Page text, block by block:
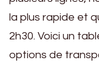
la plus rapide et
2h30. Voici un
options de